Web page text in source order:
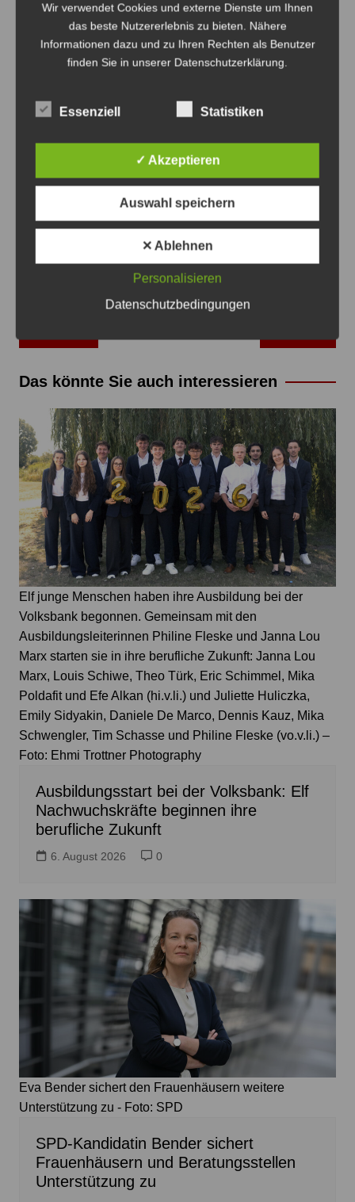
verwaltung@lehrte.dean die Verwaltung der Stadt
Lehrte oder direkt an Ihre Kindertageseinrichtung
wenden.
Das könnte Sie auch interessieren
Elf junge Menschen haben ihre Ausbildung bei der
Volksbank begonnen. Gemeinsam mit den
Ausbildungsleiterinnen Philine Fleske und Janna Lou
Marx starten sie in ihre berufliche Zukunft: Janna Lou
Marx, Louis Schiwe, Theo Türk, Eric Schimmel, Mika
Poldafit und Efe Alkan (hi.v.li.) und Juliette Huliczka,
Emily Sidyakin, Daniele De Marco, Dennis Kauz, Mika
Schwengler, Tim Schasse und Philine Fleske (vo.v.li.) –
Foto: Ehmi Trottner Photography
Ausbildungsstart bei der Volksbank: Elf
Nachwuchskräfte beginnen ihre
berufliche Zukunft
6. August 2026 0
Eva Bender sichert den Frauenhäusern weitere
Unterstützung zu - Foto: SPD
SPD-Kandidatin Bender sichert
Frauenhäusern und Beratungsstellen
Unterstützung zu
Wir verwendet Cookies und externe Dienste um Ihnen
das beste Nutzererlebnis zu bieten. Nähere
Informationen dazu und zu Ihren Rechten als Benutzer
finden Sie in unserer Datenschutzerklärung.
Essenziell Statistiken
✓ Akzeptieren
Auswahl speichern
✕ Ablehnen
Personalisieren
Datenschutzbedingungen